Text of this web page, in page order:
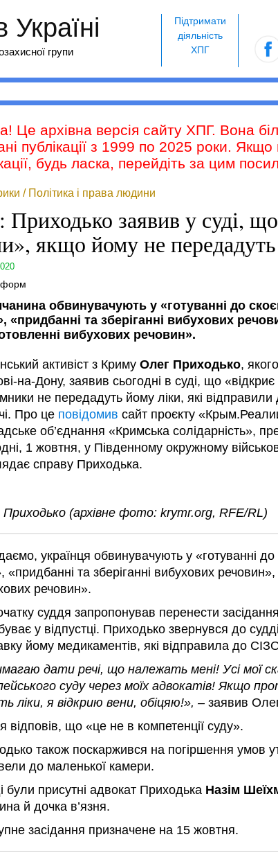
Підтримати
діяльність
ХПГ
групи
Це архівна версія сайту ХПГ. Вона
публікації з 1999 по 2025 роки.
будь ласка, перейдіть за цим
/ Політика і права людини
заявив у суді, що
якщо йому не
обвинувачують у «готуванні до
«придбанні та зберіганні вибухових
вибухових речовин».
активіст з Криму Олег Приходько,
на-Дону, заявив сьогодні в суді, що
не передадуть йому ліки, які
Про це повідомив сайт проєкту
об’єднання «Кримська солідарність»,
1 жовтня, у Південному окружному
справу Приходька.
(архівне фото: krymr.org, RFE/RL)
українця обвинувачують у «готуванні
«придбанні та зберіганні вибухових
речовин».
суддя запропонував перенести
у відпустці. Приходько звернувся до
йому медикаментів, які відправила до
дати речі, що належать мені! Усі мої
суду через моїх адвокатів! Якщо
ліки, я відкрию вени, обіцяю!», – заявив
відповів, що «це не в компетенції суду».
також поскаржився на погіршення умов
до маленької камери.
були присутні адвокат Приходька Назім
й дочка в’язня.
засідання призначене на 15 жовтня.